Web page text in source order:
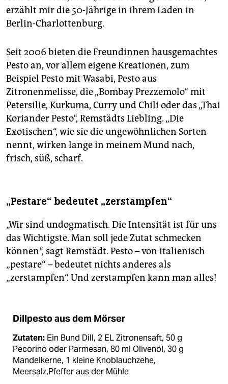
erzählt mir die 50-Jährige in ihrem Laden in
Berlin-Charlottenburg.
Seit 2006 bieten die Freundinnen hausgemachtes
Pesto an, vor allem eigene Kreationen, zum
Beispiel Pesto mit Wasabi, Pesto aus
Zitronenmelisse, die „Bombay Prezzemolo“ mit
Petersilie, Kurkuma, Curry und Chili oder das „Thai
Koriander Pesto“, Remstädts Liebling. „Die
Exotischen“, wie sie die ungewöhnlichen Sorten
nennt, wirken lange in meinem Mund nach,
frisch, süß, scharf.
„Pestare“ bedeutet „zerstampfen“
„Wir sind undogmatisch. Die Intensität ist für uns
das Wichtigste. Man soll jede Zutat schmecken
können“, sagt Remstädt. Pesto – von italienisch
„pestare“ – bedeutet nichts anderes als
„zerstampfen“. Und zerstampfen kann man alles!
Dillpesto aus dem Mörser
Zutaten: Ein Bund Dill, 2 EL Zitronensaft, 50 g
Pecorino oder Parmesan, 80 ml Olivenöl, 30 g
Mandelkerne, 1 kleine Knoblauchzehe,
Meersalz,Pfeffer aus der Mühle